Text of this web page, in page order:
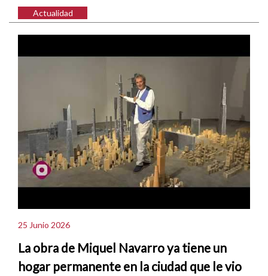
Actualidad
25 Junio 2026
La obra de Miquel Navarro ya tiene un
hogar permanente en la ciudad que le vio